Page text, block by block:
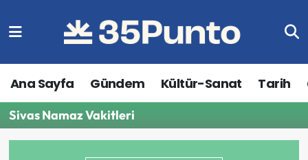
Ana Sayfa Gündem Kültür-Sanat Tarih
Sivas Namaz Vakitleri